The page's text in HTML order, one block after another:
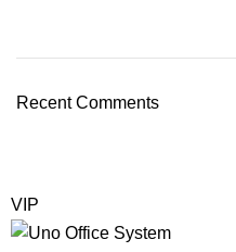
Recent Comments
VIP